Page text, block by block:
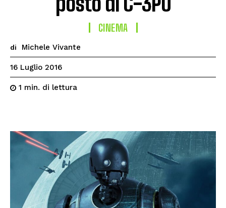
CINEMA
di Michele Vivante
16 Luglio 2016
1 min. di lettura